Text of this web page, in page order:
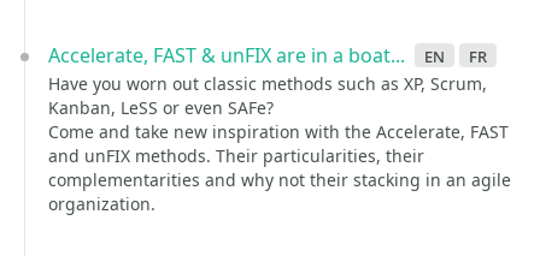
Accelerate, FAST & unFIX are in a boat... en fr
Have you worn out classic methods such as XP, Scrum,
Kanban, LeSS or even SAFe?
Come and take new inspiration with the Accelerate, FAST
and unFIX methods. Their particularities, their
complementarities and why not their stacking in an agile
organization.